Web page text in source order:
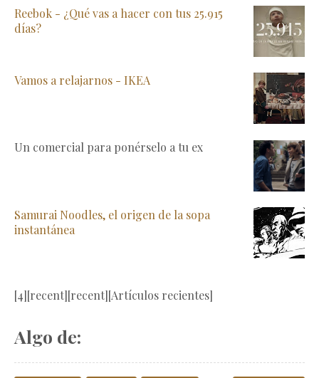
Reebok - ¿Qué vas a hacer con tus 25.915
días?
Vamos a relajarnos - IKEA
Un comercial para ponérselo a tu ex
Samurai Noodles, el origen de la sopa
instantánea
[4][recent][recent][Artículos recientes]
Algo de: